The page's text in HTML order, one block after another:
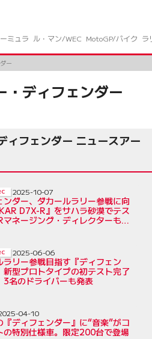
ミュラ ル・マン/WEC MotoGP/バイク ラ
ー
・ディフェンダー
ィフェンダー ニュースアー
ンダー、ダカールラリー参戦に向
D7X-R』をサハラ砂漠でテス
マネージング・ディレクターも決
2025-10-07
ラリー参戦目指す『ディフェン
新型プロトタイプの初テスト完了
3名のドライバーも発表
2025-06-06
『ディフェンダー』に“音楽”がコ
の特別仕様車。限定200台で登場
04-10